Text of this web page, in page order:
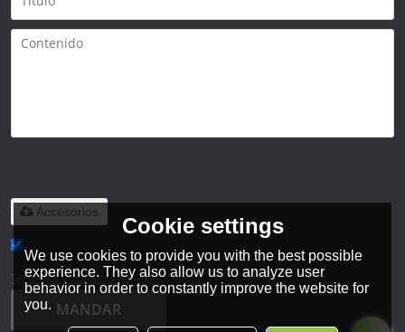
Accesorios
He leido y acepto los Términos y Condiciones de este servicio,
Términos y Condiciones
MANDAR
Cookie settings
We use cookies to provide you with the best possible
experience. They also allow us to analyze user
behavior in order to constantly improve the website for
you.